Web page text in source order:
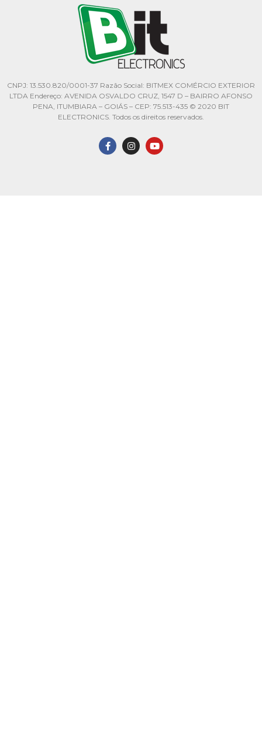
CNPJ: 13.530.820/0001-37 Razão Social: BITMEX COMÉRCIO EXTERIOR
LTDA Endereço: AVENIDA OSVALDO CRUZ, 1547 D – BAIRRO AFONSO
PENA, ITUMBIARA – GOIÁS – CEP: 75.513-435 © 2020 BIT
ELECTRONICS. Todos os direitos reservados.